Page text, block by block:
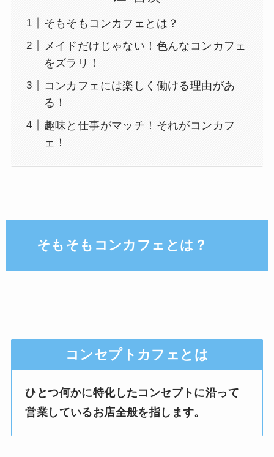
そもそもコンカフェとは？
メイドだけじゃない！色んなコンカフェ
をズラリ！
コンカフェには楽しく働ける理由があ
る！
趣味と仕事がマッチ！それがコンカフ
ェ！
そもそもコンカフェとは？
コンセプトカフェとは
ひとつ何かに特化したコンセプトに沿って
営業しているお店全般を指します。